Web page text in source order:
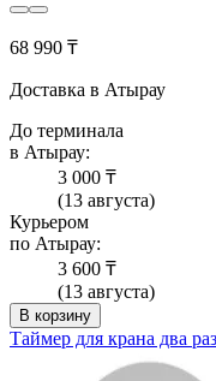
68 990 ₸
Доставка в Атырау
До терминала
в Атырау:
3 000 ₸
(13 августа)
Курьером
по Атырау:
3 600 ₸
(13 августа)
В корзину
Таймер для крана два